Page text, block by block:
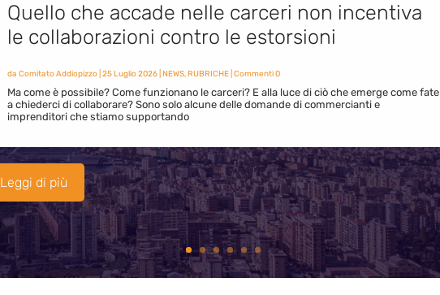
Quello che accade nelle carceri non incentiva
le collaborazioni contro le estorsioni
da Comitato Addiopizzo| 25 Luglio 2026| NEWS,RUBRICHE| Commenti 0
Ma come è possibile? Come funzionano le carceri? E alla luce di ciò che emerge come fate
a chiederci di collaborare? Sono solo alcune delle domande di commercianti e
imprenditori che stiamo supportando
Leggi di più